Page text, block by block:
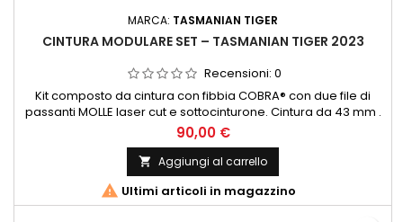
MARCA: TASMANIAN TIGER
CINTURA MODULARE SET – TASMANIAN TIGER 2023
Recensioni: 0
Kit composto da cintura con fibbia COBRA® con due file di
passanti MOLLE laser cut e sottocinturone. Cintura da 43 mm .
Lunghezze Taglia S: ca. 90 centimetri – max. 105 cm/M: ca. 100
centimetri – max. 115 cm/lunghezza: ca. 115 centimetri – max.
127 cm / XL: ca. 125 centimetri – max. 135 cm (misura senza
fibbia COBRA®) Pesi: Taglia S: 350 g, Taglia M: 380...
90,00 €
 Aggiungi al carrello
 Ultimi articoli in magazzino